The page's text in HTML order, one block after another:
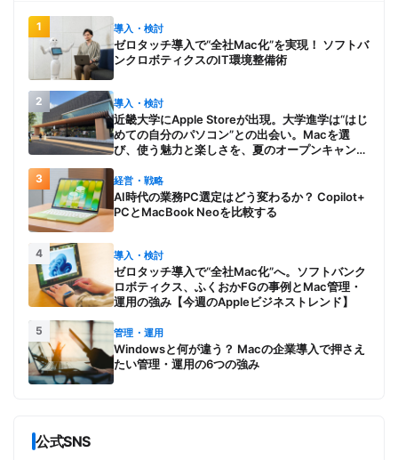
1 導入・検討
ゼロタッチ導入で“全社Mac化”を実現！ ソフトバ
ンクロボティクスのIT環境整備術
2 導入・検討
近畿大学にApple Storeが出現。大学進学は“はじ
めての自分のパソコン”との出会い。Macを選
び、使う魅力と楽しさを、夏のオープンキャンパ
3 経営・戦略
AI時代の業務PC選定はどう変わるか？ Copilot+
PCとMacBook Neoを比較する
4 導入・検討
ゼロタッチ導入で“全社Mac化”へ。ソフトバンク
ロボティクス、ふくおかFGの事例とMac管理・
運用の強み【今週のAppleビジネストレンド】
5 管理・運用
Windowsと何が違う？ Macの企業導入で押さえ
たい管理・運用の6つの強み
公式SNS